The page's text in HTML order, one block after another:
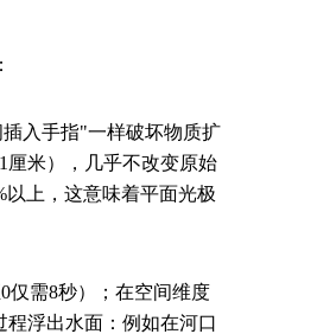
入手指"一样破坏物质扩
厘米），几乎不改变原始
上，这意味着平面光极
仅需8秒）；在空间维度
程浮出水面：例如在河口